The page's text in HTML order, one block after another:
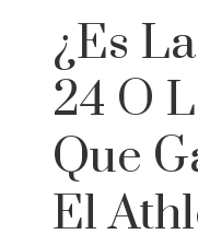
¿Es
24 O
Que
El